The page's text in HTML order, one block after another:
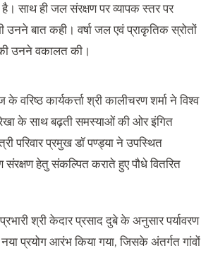
है। साथ ही जल संरक्षण पर व्यापक स्तर पर
उनने बात कही। वर्षा जल एवं प्राकृतिक स्रोतों
उनने वकालत की।
कार्यकर्त्ता श्री कालीचरण शर्मा ने विश्व
के साथ बढ़ती समस्याओं की ओर इंगित
परिवार प्रमुख डॉ पण्ड्या ने उपस्थित
संरक्षण हेतु संकल्पित कराते हुए पौधे वितरित
श्री केदार प्रसाद दुबे के अनुसार पर्यावरण
प्रयोग आरंभ किया गया, जिसके अंतर्गत गांवों